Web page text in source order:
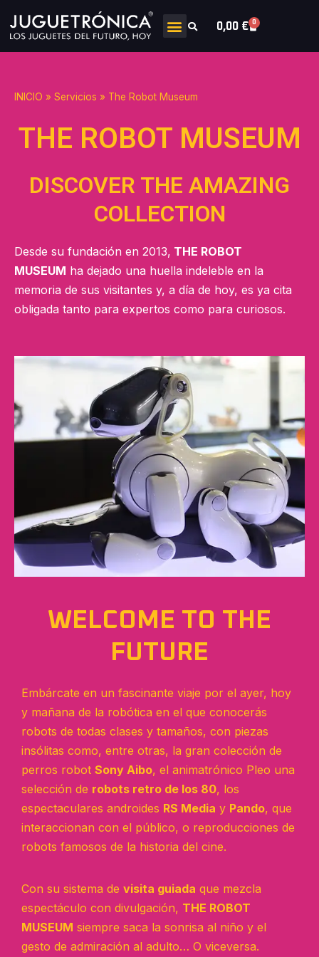
0,00 € 0
INICIO » Servicios » The Robot Museum
THE ROBOT MUSEUM
DISCOVER THE AMAZING
COLLECTION
Desde su fundación en 2013, THE ROBOT
MUSEUM ha dejado una huella indeleble en la
memoria de sus visitantes y, a día de hoy, es ya cita
obligada tanto para expertos como para curiosos.
WELCOME TO THE
FUTURE
Embárcate en un fascinante viaje por el ayer, hoy
y mañana de la robótica en el que conocerás
robots de todas clases y tamaños, con piezas
insólitas como, entre otras, la gran colección de
perros robot Sony Aibo, el animatrónico Pleo una
selección de robots retro de los 80, los
espectaculares androides RS Media y Pando, que
interaccionan con el público, o reproducciones de
robots famosos de la historia del cine.
Con su sistema de visita guiada que mezcla
espectáculo con divulgación, THE ROBOT
MUSEUM siempre saca la sonrisa al niño y el
gesto de admiración al adulto… O viceversa.